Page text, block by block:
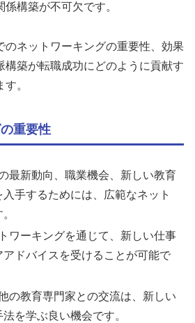
構築が不可欠です。
のネットワーキングの重要性、効果
構築が転職成功にどのように貢献す
。
重要性
最新動向、職業機会、新しい教育
手するためには、広範なネット
ワーキングを通じて、新しい仕事
ドバイスを受けることが可能で
の教育専門家との交流は、新しい
を学ぶ良い機会です。